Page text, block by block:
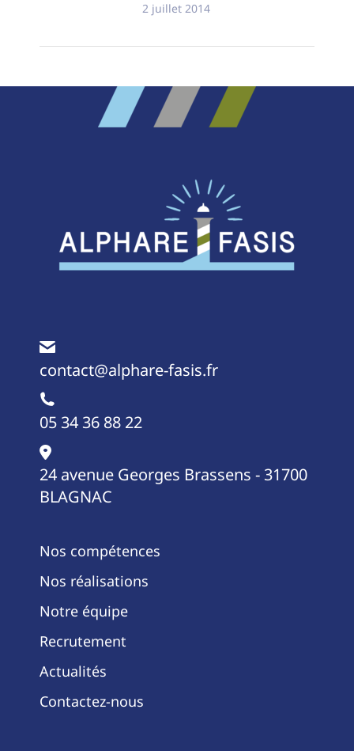
2 juillet 2014
contact@alphare-fasis.fr
05 34 36 88 22
24 avenue Georges Brassens - 31700
BLAGNAC
Nos compétences
Nos réalisations
Notre équipe
Recrutement
Actualités
Contactez-nous